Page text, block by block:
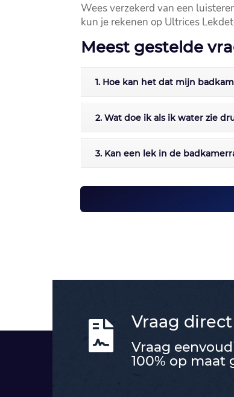
Wees verzekerd van een
kun je rekenen op Ultrices
Meest gestelde
1. Hoe kan het dat mijn
2. Wat doe ik als ik water zie
3. Kan een lek in de
 Vraag
Vraag
100% op maat